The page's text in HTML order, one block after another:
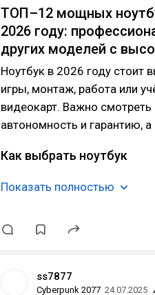
ТОП–12 мощных
2026 году:
других моделей с
Ноутбук в 2026 году стоит
игры, монтаж, работа или
видеокарт. Важно
автономность и гарантию,
Как выбрать ноутбук
Показать полностью
ss7877
Cyberpunk 2077 24.07.2025